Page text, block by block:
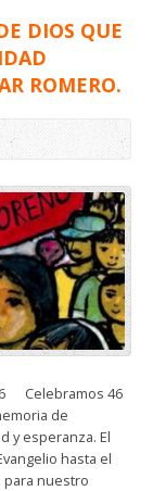
DIOS QUE
ROMERO.
Celebramos 46
de
y esperanza. El
hasta el
nuestro